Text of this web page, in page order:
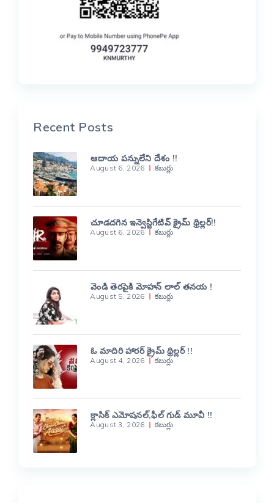
Recent Posts
ఆదాయ పన్నులేని దేశం !!
August 6, 2026 కబుర్లు
చూడదగిన ఇన్వెస్టిగేటివ్ క్రైమ్ థ్రిల్లర్!!
August 6, 2026 కబుర్లు
వెండి తెరపైకి మోహన్ లాల్ తనయ !
August 5, 2026 కబుర్లు
ఓ మాదిరి హారర్ క్రైమ్ థ్రిల్లర్ !!
August 4, 2026 కబుర్లు
క్లాసిక్ ఎమోషనల్,ఫీల్ గుడ్ మూవీ !!
August 3, 2026 కబుర్లు